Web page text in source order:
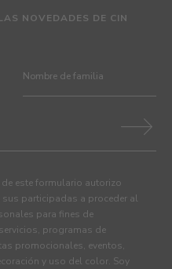
NOVEDADES DE CIN
este formulario autorizo
sus participadas a proceder al
para fines de
programas de
promocionales, eventos,
y uso del color. Soy